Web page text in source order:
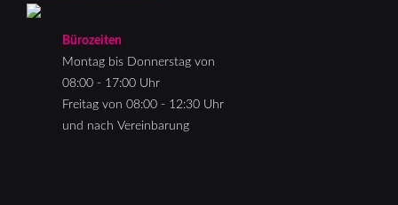
Bürozeiten
Montag bis Donnerstag von
08:00 - 17:00 Uhr
Freitag von 08:00 - 12:30 Uhr
und nach Vereinbarung